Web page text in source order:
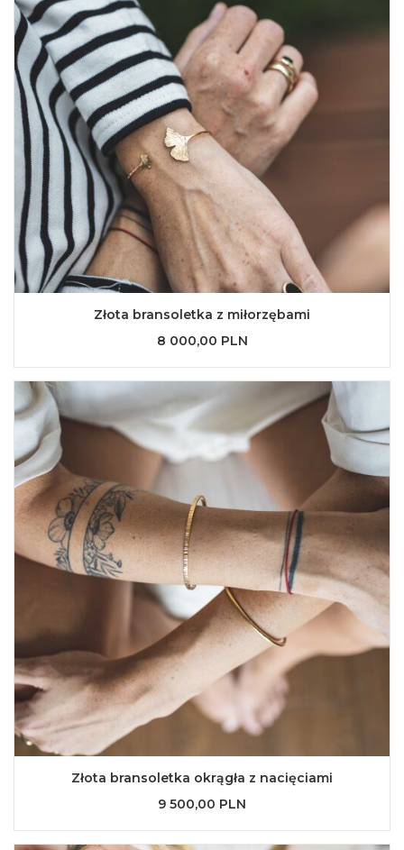
Złota bransoletka z miłorzębami
8 000,00 PLN
Złota bransoletka okrągła z nacięciami
9 500,00 PLN